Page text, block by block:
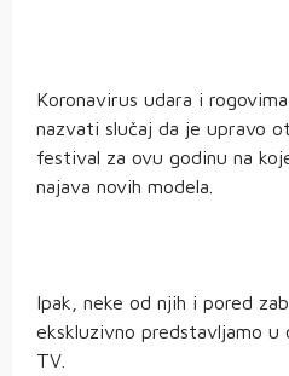
Koronavirus udara i
nazvati slučaj da je upravo
festival za ovu godinu na
najava novih modela.
Ipak, neke od njih i pored
ekskluzivno predstavljamo u
TV.